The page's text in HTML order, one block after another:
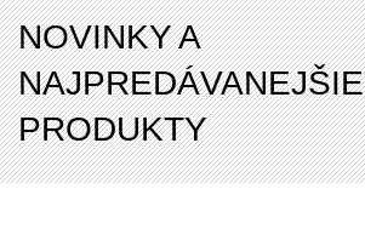
NOVINKY A
NAJPREDÁVANEJŠIE
PRODUKTY